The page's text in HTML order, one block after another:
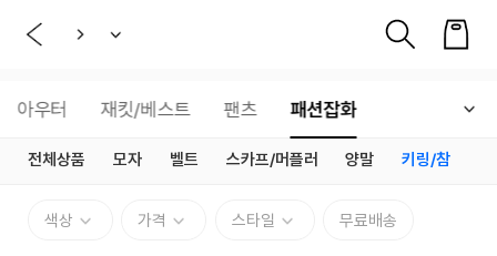
아우터 재킷/베스트 팬츠 패션잡화
전체상품 모자 벨트 스카프/머플러 양말 키링/참
색상 가격 스타일 무료배송